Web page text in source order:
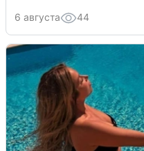
6 августа 44